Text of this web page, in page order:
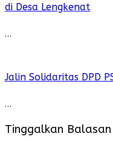
di Desa Lengkenat
…
Jalin Solidaritas DPD
…
Tinggalkan Balasan